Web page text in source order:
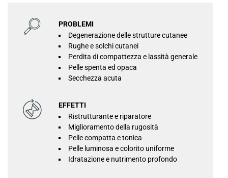
PROBLEMI
Degenerazione delle strutture cutanee
Rughe e solchi cutanei
Perdita di compattezza e lassità generale
Pelle spenta ed opaca
Secchezza acuta
EFFETTI
Ristrutturante e riparatore
Miglioramento della rugosità
Pelle compatta e tonica
Pelle luminosa e colorito uniforme
Idratazione e nutrimento profondo